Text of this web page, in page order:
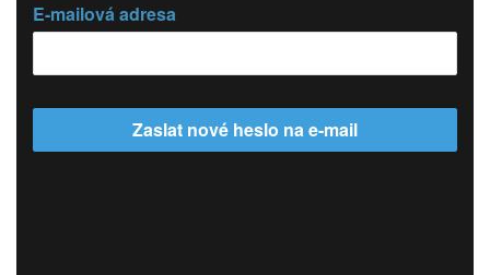
E-mailová adresa
Zaslat nové heslo na e-mail